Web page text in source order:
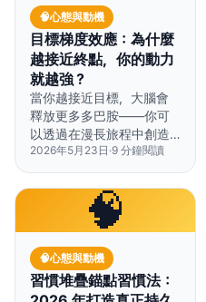
🧠心態與動機
目標梯度效應：為什麼
越接近終點，你的動力
就越強？
當你越接近目標，大腦會
釋放更多多巴胺——你可
以透過在漫長旅程中創造
「人工終點線」來駭入這個效
應。
2026年5月23日 ·9 分鐘閱讀
🧠
🧠心態與動機
習慣堆疊錨點習慣法：